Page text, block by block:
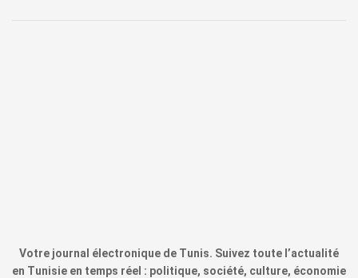
Votre journal électronique de Tunis. Suivez toute l’actualité
en Tunisie en temps réel : politique, société, culture, économie